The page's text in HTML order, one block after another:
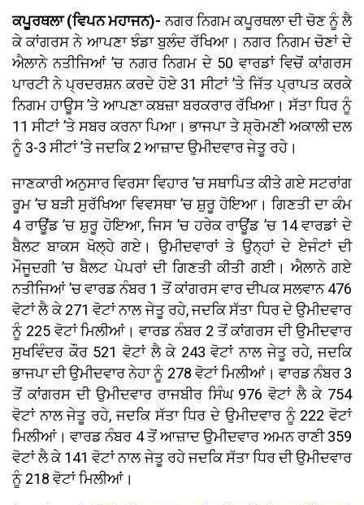
​ਕਪੂਰਥਲਾ (ਵਿਪਨ ਮਹਾਜਨ)- ਨਗਰ ਨਿਗਮ ਕਪੂਰਥਲਾ ਦੀ ਚੋਣ ਨੂੰ ਲੈ
ਕੇ ਕਾਂਗਰਸ ਨੇ ਆਪਣਾ ਝੰਡਾ ਬੁਲੰਦ ਰੱਖਿਆ। ਨਗਰ ਨਿਗਮ ਚੋਣਾਂ ਦੇ
ਐਲਾਨੇ ਨਤੀਜਿਆਂ ’ਚ ਨਗਰ ਨਿਗਮ ਦੇ 50 ਵਾਰਡਾਂ ਵਿਚੋਂ ਕਾਂਗਰਸ
ਪਾਰਟੀ ਨੇ ਪ੍ਰਦਰਸ਼ਨ ਕਰਦੇ ਹੋਏ 31 ਸੀਟਾਂ ’ਤੇ ਜਿੱਤ ਪ੍ਰਾਪਤ ਕਰਕੇ
ਨਿਗਮ ਹਾਊਸ ’ਤੇ ਆਪਣਾ ਕਬਜ਼ਾ ਬਰਕਰਾਰ ਰੱਖਿਆ। ਸੱਤਾ ਧਿਰ ਨੂੰ
11 ਸੀਟਾਂ ’ਤੇ ਸਬਰ ਕਰਨਾ ਪਿਆ। ਭਾਜਪਾ ਤੇ ਸ਼੍ਰੋਮਣੀ ਅਕਾਲੀ ਦਲ
ਨੂੰ 3-3 ਸੀਟਾਂ ’ਤੇ ਜਦਕਿ 2 ਆਜ਼ਾਦ ਉਮੀਦਵਾਰ ਜੇਤੂ ਰਹੇ।
ਜਾਣਕਾਰੀ ਅਨੁਸਾਰ ਵਿਰਸਾ ਵਿਹਾਰ ’ਚ ਸਥਾਪਿਤ ਕੀਤੇ ਗਏ ਸਟਰਾਂਗ
ਰੂਮ ’ਚ ਬੜੀ ਸੁਰੱਖਿਆ ਵਿਵਸਥਾ ’ਚ ਸ਼ੁਰੂ ਹੋਇਆ। ਗਿਣਤੀ ਦਾ ਕੰਮ
4 ਰਾਊਂਡ ’ਚ ਸ਼ੁਰੂ ਹੋਇਆ, ਜਿਸ ’ਚ ਹਰੇਕ ਰਾਊਂਡ ’ਚ 14 ਵਾਰਡਾਂ ਦੇ
ਬੈਲਟ ਬਾਕਸ ਖੋਲ੍ਹੇ ਗਏ। ਉਮੀਦਵਾਰਾਂ ਤੇ ਉਨ੍ਹਾਂ ਦੇ ਏਜੰਟਾਂ ਦੀ
ਮੌਜੂਦਗੀ ’ਚ ਬੈਲਟ ਪੇਪਰਾਂ ਦੀ ਗਿਣਤੀ ਕੀਤੀ ਗਈ। ਐਲਾਨੇ ਗਏ
ਨਤੀਜਿਆਂ ’ਚ ਵਾਰਡ ਨੰਬਰ 1 ਤੋਂ ਕਾਂਗਰਸ ਵਾਰ ਦੀਪਕ ਸਲਵਾਨ 476
ਵੋਟਾਂ ਲੈ ਕੇ 271 ਵੋਟਾਂ ਨਾਲ ਜੇਤੂ ਰਹੇ, ਜਦਕਿ ਸੱਤਾ ਧਿਰ ਦੇ ਉਮੀਦਵਾਰ
ਨੂੰ 225 ਵੋਟਾਂ ਮਿਲੀਆਂ। ਵਾਰਡ ਨੰਬਰ 2 ਤੋਂ ਕਾਂਗਰਸ ਦੀ ਉਮੀਦਵਾਰ
ਸੁਖਵਿੰਦਰ ਕੌਰ 521 ਵੋਟਾਂ ਲੈ ਕੇ 243 ਵੋਟਾਂ ਨਾਲ ਜੇਤੂ ਰਹੇ, ਜਦਕਿ
ਭਾਜਪਾ ਦੀ ਉਮੀਦਵਾਰ ਨੇਹਾ ਨੂੰ 278 ਵੋਟਾਂ ਮਿਲੀਆਂ। ਵਾਰਡ ਨੰਬਰ 3
ਤੋਂ ਕਾਂਗਰਸ ਦੀ ਉਮੀਦਵਾਰ ਰਾਜਬੀਰ ਸਿੰਘ 976 ਵੋਟਾਂ ਲੈ ਕੇ 754
ਵੋਟਾਂ ਨਾਲ ਜੇਤੂ ਰਹੇ, ਜਦਕਿ ਸੱਤਾ ਧਿਰ ਦੇ ਉਮੀਦਵਾਰ ਨੂੰ 222 ਵੋਟਾਂ
ਮਿਲੀਆਂ। ਵਾਰਡ ਨੰਬਰ 4 ਤੋਂ ਆਜ਼ਾਦ ਉਮੀਦਵਾਰ ਅਮਨ ਰਾਣੀ 359
ਵੋਟਾਂ ਲੈ ਕੇ 141 ਵੋਟਾਂ ਨਾਲ ਜੇਤੂ ਰਹੇ ਜਦਕਿ ਸੱਤਾ ਧਿਰ ਦੀ ਉਮੀਦਵਾਰ
ਨੂੰ 218 ਵੋਟਾਂ ਮਿਲੀਆਂ।